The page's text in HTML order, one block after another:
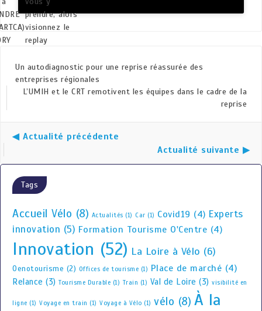
prendre, alors
visionnez le
replay
dessous :
Un autodiagnostic pour une reprise réassurée des
entreprises régionales
L’UMIH et le CRT remotivent les équipes dans le cadre de la
reprise
◀ Actualité précédente
Actualité suivante ▶
Tags
Accueil Vélo (8) Actualités (1) Car (1) Covid19 (4) Experts
innovation (5) Formation Tourisme O'Centre (4)
Innovation (52) La Loire à Vélo (6)
Oenotourisme (2) Offices de tourisme (1) Place de marché (4)
Relance (3) Tourisme Durable (1) Train (1) Val de Loire (3) visibilité en
ligne (1) Voyage en train (1) Voyage à Vélo (1) vélo (8) À la